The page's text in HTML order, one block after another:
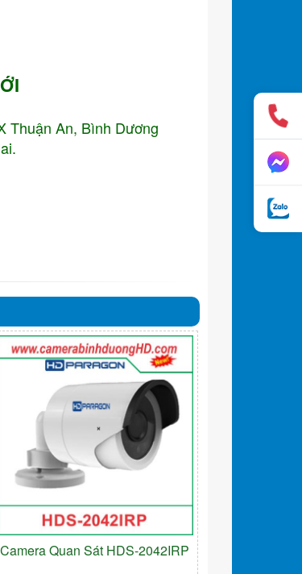
Thuận An, Bình Dương
Camera Quan Sát HDS-2042IRP